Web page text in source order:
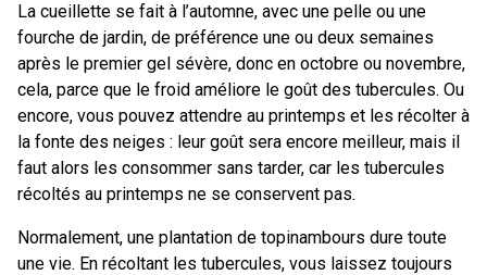
La cueillette se fait à l’automne, avec une pelle ou une
fourche de jardin, de préférence une ou deux semaines
après le premier gel sévère, donc en octobre ou novembre,
cela, parce que le froid améliore le goût des tubercules. Ou
encore, vous pouvez attendre au printemps et les récolter à
la fonte des neiges : leur goût sera encore meilleur, mais il
faut alors les consommer sans tarder, car les tubercules
récoltés au printemps ne se conservent pas.
Normalement, une plantation de topinambours dure toute
une vie. En récoltant les tubercules, vous laissez toujours